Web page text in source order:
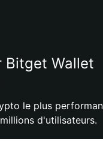
Bitget Wallet
le plus
d'utilisateurs.